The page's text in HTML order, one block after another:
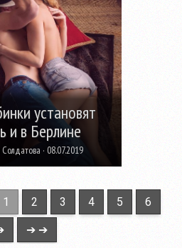
установят
и в Берлине
· 08.07.2019
1 2 3 4 5 6
➔ ➔